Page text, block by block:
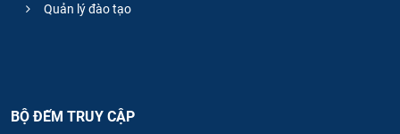
Quản lý đào tạo
BỘ ĐẾM TRUY CẬP